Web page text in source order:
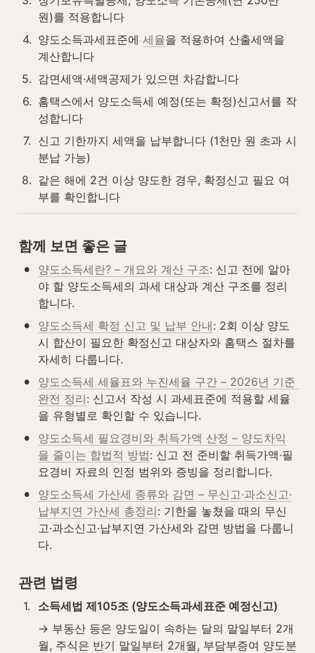
원)를 적용합니다
4. 양도소득과세표준에 세율을 적용하여 산출세액을
계산합니다
5. 감면세액·세액공제가 있으면 차감합니다
6. 홈택스에서 양도소득세 예정(또는 확정)신고서를 작
성합니다
7. 신고 기한까지 세액을 납부합니다 (1천만 원 초과 시
분납 가능)
8. 같은 해에 2건 이상 양도한 경우, 확정신고 필요 여
부를 확인합니다
함께 보면 좋은 글
• 양도소득세란? – 개요와 계산 구조: 신고 전에 알아
야 할 양도소득세의 과세 대상과 계산 구조를 정리
합니다.
• 양도소득세 확정 신고 및 납부 안내: 2회 이상 양도
시 합산이 필요한 확정신고 대상자와 홈택스 절차를
자세히 다룹니다.
•
양도소득세 세율표와 누진세율 구간 – 2026년 기준
완전 정리: 신고서 작성 시 과세표준에 적용할 세율
을 유형별로 확인할 수 있습니다.
•
양도소득세 필요경비와 취득가액 산정 – 양도차익
을 줄이는 합법적 방법: 신고 전 준비할 취득가액·필
요경비 자료의 인정 범위와 증빙을 정리합니다.
•
양도소득세 가산세 종류와 감면 – 무신고·과소신고·
납부지연 가산세 총정리: 기한을 놓쳤을 때의 무신
고·과소신고·납부지연 가산세와 감면 방법을 다룹니
다.
관련 법령
1.
소득세법 제105조 (양도소득과세표준 예정신고)
→ 부동산 등은 양도일이 속하는 달의 말일부터 2개
월, 주식은 반기 말일부터 2개월, 부담부증여 양도분